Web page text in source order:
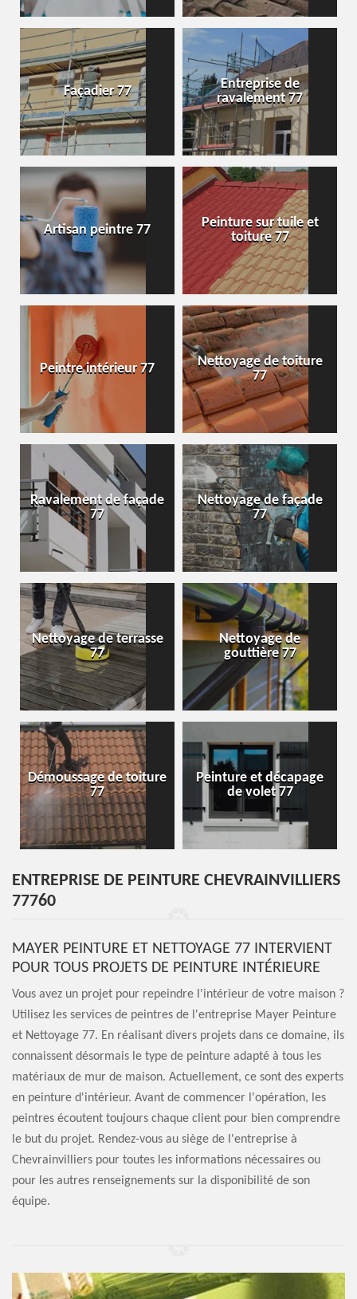
Façadier 77
Entreprise de
ravalement 77
Artisan peintre 77
Peinture sur tuile et
toiture 77
Peintre intérieur 77
Nettoyage de toiture
77
Ravalement de façade
77
Nettoyage de façade
77
Nettoyage de terrasse
77
Nettoyage de
gouttière 77
Démoussage de toiture
77
Peinture et décapage
de volet 77
ENTREPRISE DE PEINTURE CHEVRAINVILLIERS
77760
MAYER PEINTURE ET NETTOYAGE 77 INTERVIENT
POUR TOUS PROJETS DE PEINTURE INTÉRIEURE
Vous avez un projet pour repeindre l'intérieur de votre maison ?
Utilisez les services de peintres de l'entreprise Mayer Peinture
et Nettoyage 77. En réalisant divers projets dans ce domaine, ils
connaissent désormais le type de peinture adapté à tous les
matériaux de mur de maison. Actuellement, ce sont des experts
en peinture d'intérieur. Avant de commencer l'opération, les
peintres écoutent toujours chaque client pour bien comprendre
le but du projet. Rendez-vous au siège de l'entreprise à
Chevrainvilliers pour toutes les informations nécessaires ou
pour les autres renseignements sur la disponibilité de son
équipe.